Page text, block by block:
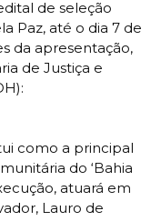
de seleção
Paz, até o dia 7 de
da apresentação,
de Justiça e
como a principal
do ‘Bahia
atuará em
Lauro de